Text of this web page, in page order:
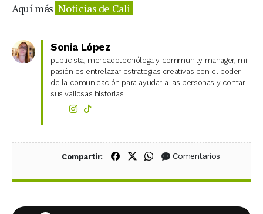
Aquí más Noticias de Cali
Sonia López
publicista, mercadotecnóloga y community manager, mi
pasión es entrelazar estrategias creativas con el poder
de la comunicación para ayudar a las personas y contar
sus valiosas historias.
Compartir: Compartir en Facebook
Compartir en X (Twitter)
Compartir en WhatsApp
Comentarios